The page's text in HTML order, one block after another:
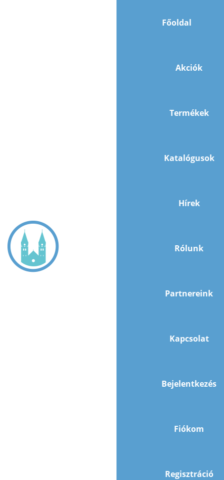
Főoldal
Akciók
Termékek
Katalógusok
Hírek
Rólunk
Partnereink
Kapcsolat
Bejelentkezés
Fiókom
Regisztráció